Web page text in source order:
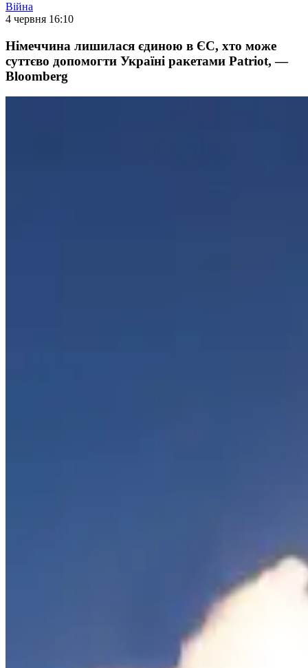
Війна
4 червня 16:10
Німеччина лишилася єдиною в ЄС, хто може
суттєво допомогти Україні ракетами Patriot, —
Bloomberg